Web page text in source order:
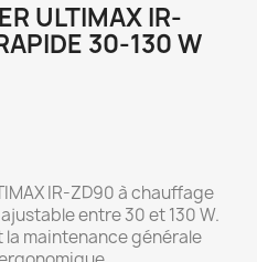
ULTIMAX IR-
30-130 W
IR-ZD90 à chauffage
entre 30 et 130 W.
maintenance générale